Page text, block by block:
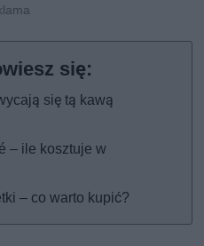
się tą kawą
– ile kosztuje w
– co warto kupić?